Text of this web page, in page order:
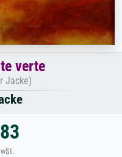
verte
Jacke)